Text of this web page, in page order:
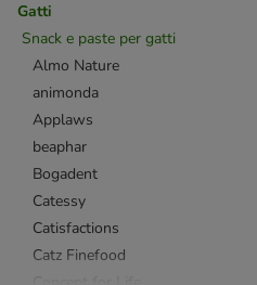
Gatti
Snack e paste per gatti
Almo Nature
animonda
Applaws
beaphar
Bogadent
Catessy
Catisfactions
Catz Finefood